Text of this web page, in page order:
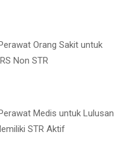
Orang Sakit untuk
Non STR
Medis untuk Lulusan
STR Aktif